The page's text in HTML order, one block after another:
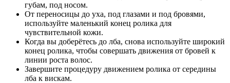
губам, под носом.
От переносицы до уха, под глазами и под бровями,
используйте маленький конец ролика для
чувствительной кожи.
Когда вы доберётесь до лба, снова используйте широкий
конец ролика, чтобы совершать движения от бровей к
линии роста волос.
Завершите процедуру движением ролика от середины
лба к вискам.